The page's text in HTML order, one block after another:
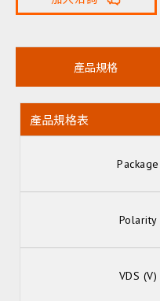
產品規格
產品規格表
Package
Polarity
VDS (V)